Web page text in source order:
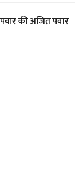
की अजित पवार